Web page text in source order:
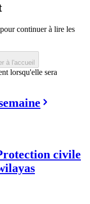
continuer à lire les
lorsqu'elle sera
civile